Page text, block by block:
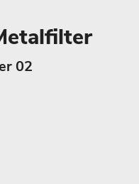
02